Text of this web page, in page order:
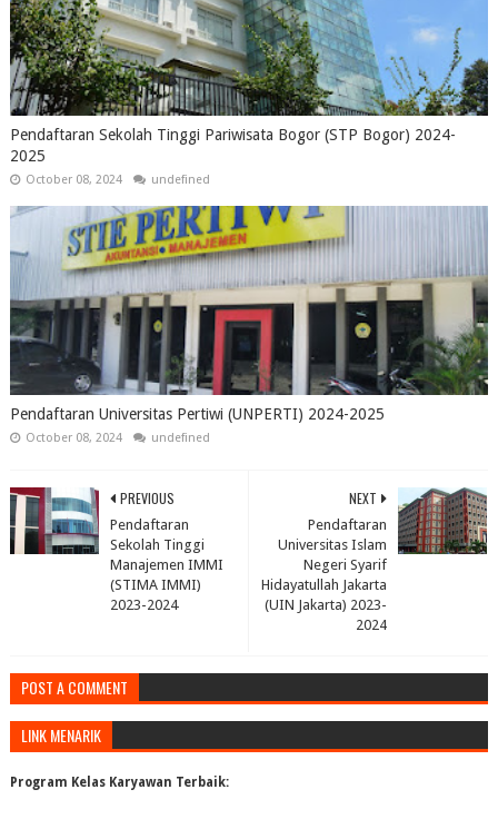
Pendaftaran Sekolah Tinggi Pariwisata Bogor (STP Bogor) 2024-
2025
October 08, 2024 undefined
Pendaftaran Universitas Pertiwi (UNPERTI) 2024-2025
October 08, 2024 undefined
NEXT
Pendaftaran
Universitas Islam
Negeri Syarif
Hidayatullah Jakarta
(UIN Jakarta) 2023-
2024
PREVIOUS
Pendaftaran
Sekolah Tinggi
Manajemen IMMI
(STIMA IMMI)
2023-2024
POST A COMMENT
LINK MENARIK
Program Kelas Karyawan Terbaik: